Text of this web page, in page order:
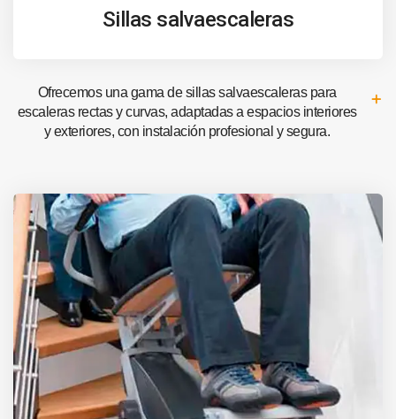
Sillas salvaescaleras
Ofrecemos una gama de sillas salvaescaleras para
escaleras rectas y curvas, adaptadas a espacios interiores
y exteriores, con instalación profesional y segura.